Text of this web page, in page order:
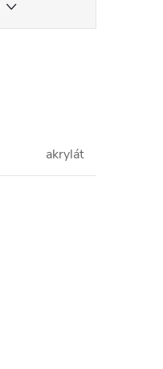
akrylát